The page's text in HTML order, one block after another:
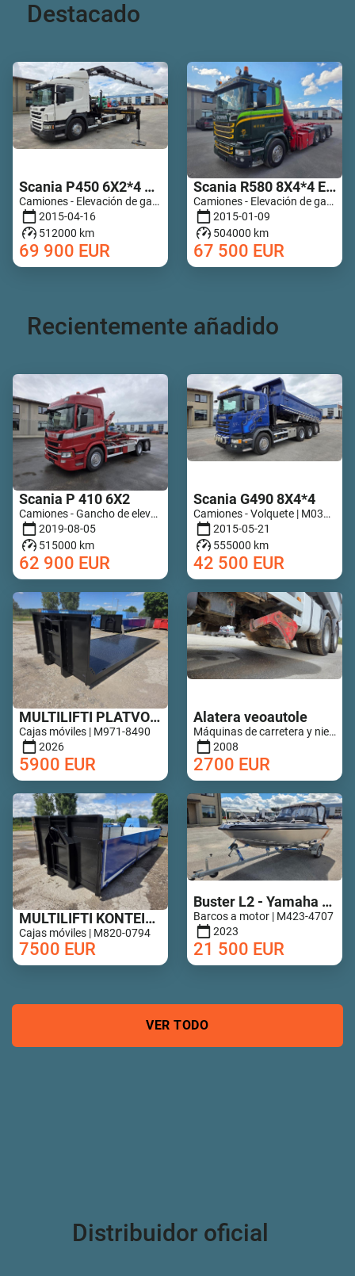
Destacado
Scania P450 6X2*4 HIAB 211 EP-5 Hipro Retarder
Camiones - Elevación de gancho de grúa | M467-5789
2015-04-16
512000 km
69 900 EUR
Scania R580 8X4*4 Epsilon Q170Z96
Camiones - Elevación de gancho de grúa | M728-7835
2015-01-09
504000 km
67 500 EUR
Recientemente añadido
Scania P 410 6X2
Camiones - Gancho de elevación | M971-4818
2019-08-05
515000 km
62 900 EUR
Scania G490 8X4*4
Camiones - Volquete | M036-5100
2015-05-21
555000 km
42 500 EUR
MULTILIFTI PLATVORM 6,8M UUS!
Cajas móviles | M971-8490
2026
5900 EUR
Alatera veoautole
Máquinas de carretera y nieve - Arrastre de carretera | M852-0649
2008
2700 EUR
MULTILIFTI KONTEINER ALUMIINIUM PORTEDEGA
Cajas móviles | M820-0794
7500 EUR
Buster L2 - Yamaha 50hp - 14h !
Barcos a motor | M423-4707
2023
21 500 EUR
VER TODO
Distribuidor oficial